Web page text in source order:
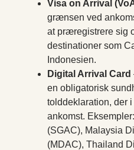
Visa on Arrival
grænsen ved
at præregistrere sig
destinationer som
Indonesien.
Digital Arrival Card
en obligatorisk
tolddeklaration, der
ankomst.
(SGAC), Malaysia
(MDAC), Thailand